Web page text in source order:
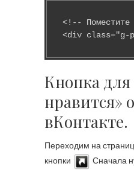
<!-- Поместите
Кнопка
нравится»
вКонтакте.
Переходим на
кнопки
Сначала